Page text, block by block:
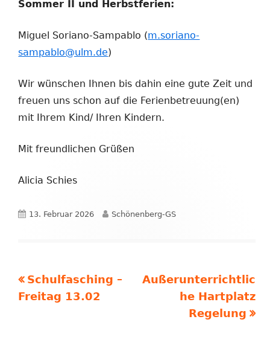
Sommer II und Herbstferien:
Miguel Soriano-Sampablo (m.soriano-
sampablo@ulm.de)
Wir wünschen Ihnen bis dahin eine gute Zeit und
freuen uns schon auf die Ferienbetreuung(en)
mit Ihrem Kind/ Ihren Kindern.
Mit freundlichen Grüßen
Alicia Schies
Veröffentlicht
13. Februar 2026 Autor
Schönenberg-GS
Beitragsnavigation
Vorheriger
Beitrag:
Schulfasching –
Freitag 13.02
Nächster
Beitrag
Außerunterrichtlic
he Hartplatz
Regelung